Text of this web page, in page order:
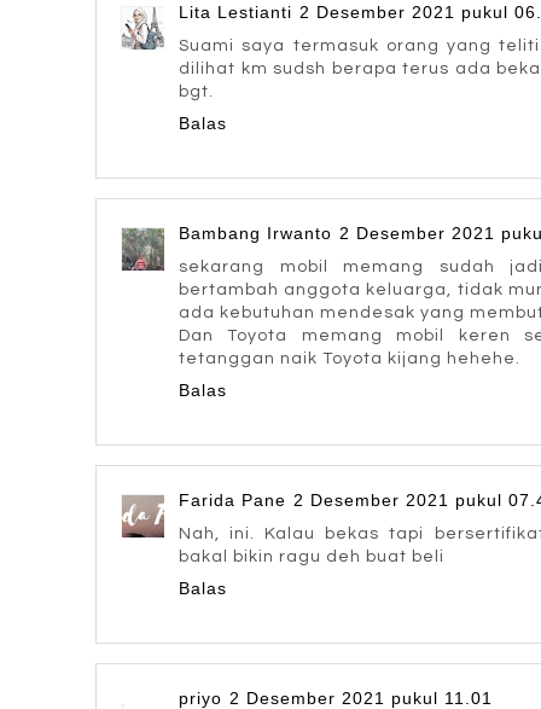
Lita Lestianti 2 Desember 2021 pukul
Suami saya termasuk orang yang
dilihat km sudsh berapa terus ada
bgt.
Balas
Bambang Irwanto 2 Desember 2021
sekarang mobil memang sudah
bertambah anggota keluarga, tidak
ada kebutuhan mendesak yang
Dan Toyota memang mobil keren
tetanggan naik Toyota kijang hehehe.
Balas
Farida Pane 2 Desember 2021 pukul
Nah, ini. Kalau bekas tapi
bakal bikin ragu deh buat beli
Balas
priyo 2 Desember 2021 pukul 11.01